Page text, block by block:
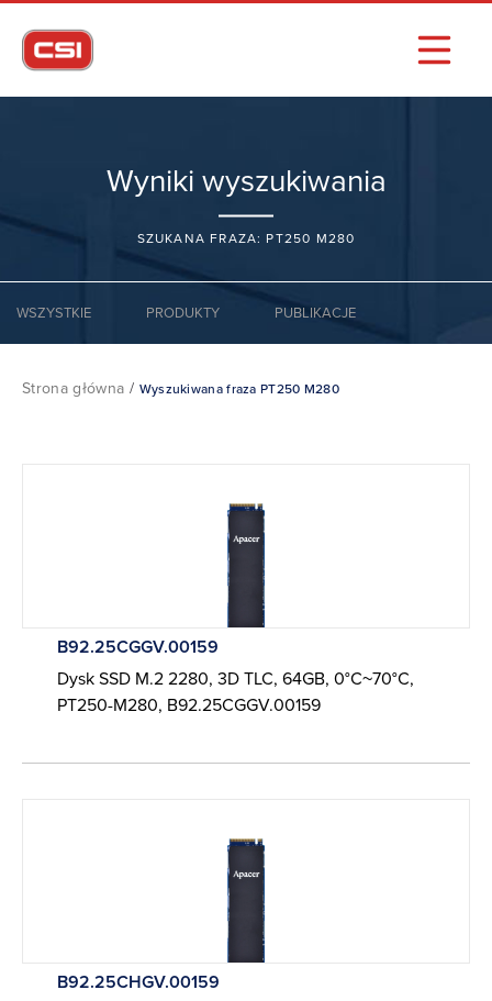
Wyniki wyszukiwania
SZUKANA FRAZA: PT250 M280
WSZYSTKIE PRODUKTY PUBLIKACJE
Strona główna / Wyszukiwana fraza PT250 M280
B92.25CGGV.00159
Dysk SSD M.2 2280, 3D TLC, 64GB, 0°C~70°C,
PT250-M280, B92.25CGGV.00159
B92.25CHGV.00159